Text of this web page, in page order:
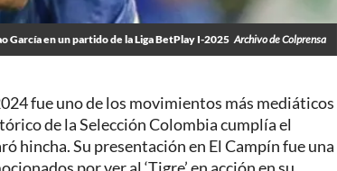
García en un partido de la Liga BetPlay I-2025 Archivo de Colprensa
fue uno de los movimientos más mediáticos
de la Selección Colombia cumplía el
hincha. Su presentación en El Campín fue una